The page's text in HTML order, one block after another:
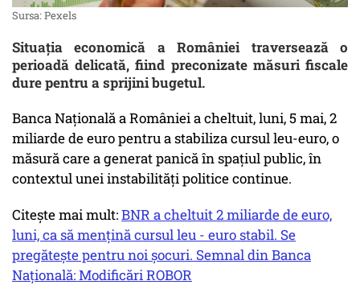
Sursa: Pexels
Situația economică a României traversează o
perioadă delicată, fiind preconizate măsuri fiscale
dure pentru a sprijini bugetul.
Banca Națională a României a cheltuit, luni, 5 mai, 2
miliarde de euro pentru a stabiliza cursul leu-euro, o
măsură care a generat panică în spațiul public, în
contextul unei instabilități politice continue.
Citește mai mult:BNR a cheltuit 2 miliarde de euro,
luni, ca să mențină cursul leu - euro stabil. Se
pregătește pentru noi șocuri. Semnal din Banca
Națională: Modificări ROBOR